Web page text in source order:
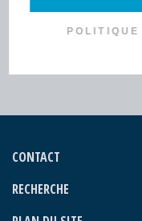
CONTACT
RECHERCHE